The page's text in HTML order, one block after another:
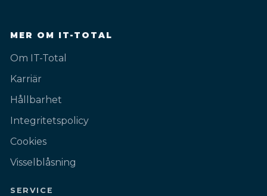
MER OM IT-TOTAL
Om IT-Total
Karriär
Hållbarhet
Integritetspolicy
Cookies
Visselblåsning
SERVICE